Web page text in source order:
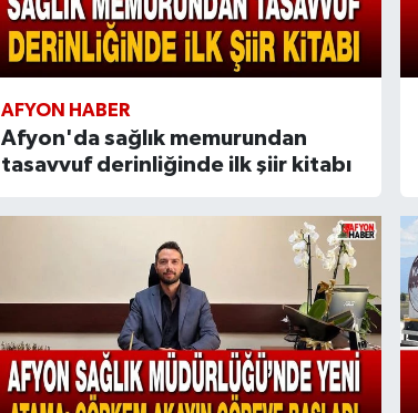
AFYON HABER
Afyon'da sağlık memurundan
tasavvuf derinliğinde ilk şiir kitabı